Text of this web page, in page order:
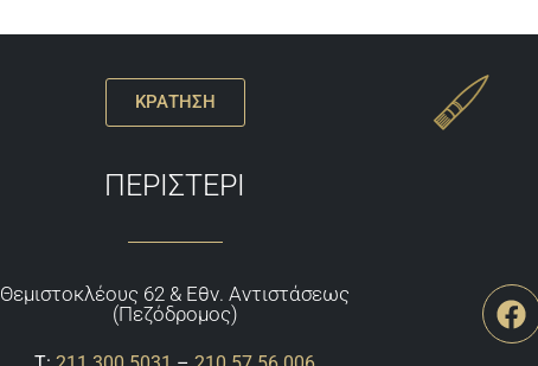
ΚΡΑΤΗΣΗ
ΠΕΡΙΣΤΕΡΙ
Θεμιστoκλέους 62 & Εθν. Αντιστάσεως
(Πεζόδρομος)